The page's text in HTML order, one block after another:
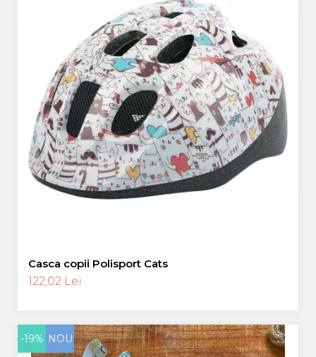
Casca copii Polisport Cats
122,02 Lei
-19% NOU